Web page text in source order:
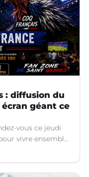
: diffusion du
géant ce
vous ce jeudi
vivre ensemble
Monde 2026.